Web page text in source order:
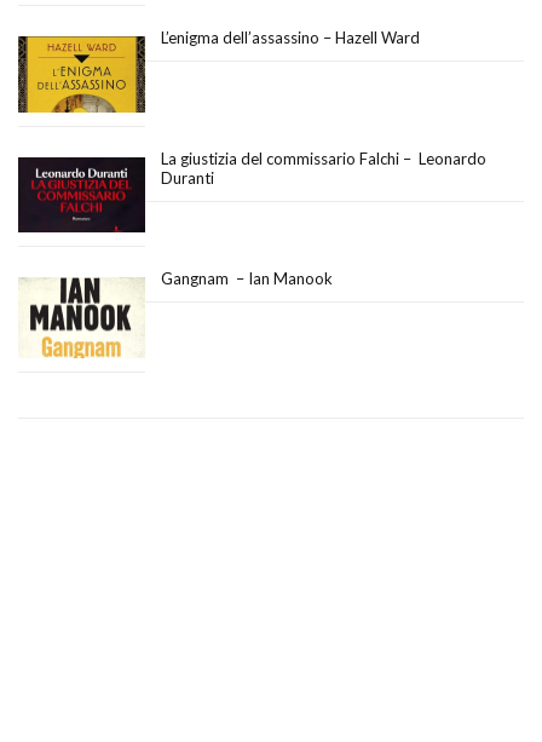
L’enigma dell’assassino – Hazell Ward
La giustizia del commissario Falchi – Leonardo
Duranti
Gangnam – Ian Manook